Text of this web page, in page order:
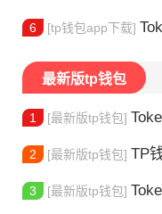
6 [tp钱包app下载]
最新版tp钱包
1 [最新版tp钱包]
2 [最新版tp钱包] TP钱
3 [最新版tp钱包]